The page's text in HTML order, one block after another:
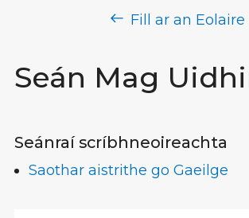
Seán Mag
Fill ar an Eolaire
Seánraí scríbhneoireachta
Saothar aistrithe go Gaeilge